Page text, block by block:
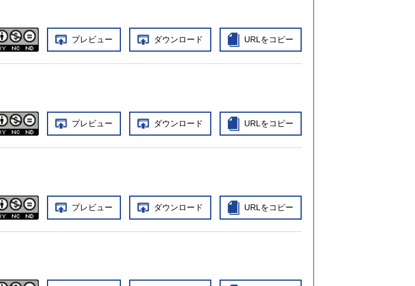
プレビュー ダウンロード URLをコピー
プレビュー ダウンロード URLをコピー
プレビュー ダウンロード URLをコピー